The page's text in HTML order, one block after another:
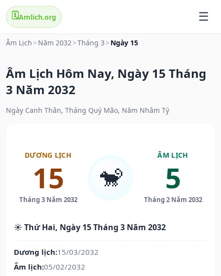
🗓️Amlich.org
Âm Lịch > Năm 2032>Tháng 3 > Ngày 15
Âm Lịch Hôm Nay, Ngày 15 Tháng
3 Năm 2032
Ngày Canh Thân, Tháng Quý Mão, Năm Nhâm Tý
DƯƠNG LỊCH
15
Tháng 3 Năm 2032
🐒
ÂM LỊCH
5
Tháng 2 Năm 2032
☀️ Thứ Hai, Ngày 15 Tháng 3 Năm 2032
Dương lịch:15/03/2032
Âm lịch:05/02/2032